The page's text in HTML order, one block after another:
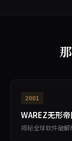
2001
WAREZ无形帝
揭秘全球软件破解